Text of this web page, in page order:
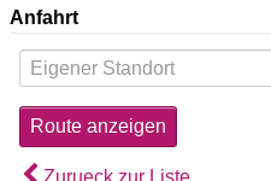
Anfahrt